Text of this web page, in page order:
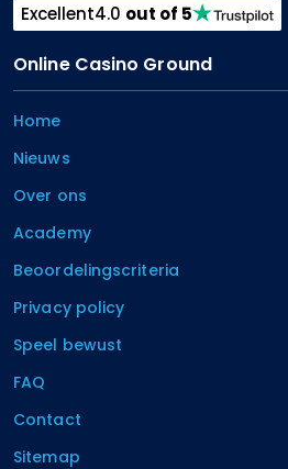
Excellent4.0 out of 5
Online Casino Ground
Home
Nieuws
Over ons
Academy
Beoordelingscriteria
Privacy policy
Speel bewust
FAQ
Contact
Sitemap